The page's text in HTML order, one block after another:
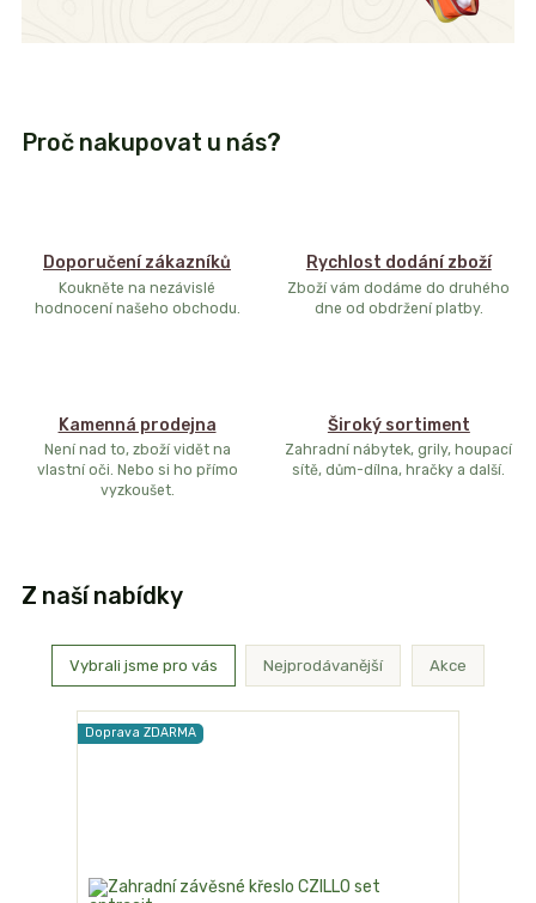
Proč nakupovat u nás?
Doporučení zákazníků
Koukněte na nezávislé
hodnocení našeho obchodu.
Rychlost dodání zboží
Zboží vám dodáme do druhého
dne od obdržení platby.
Kamenná prodejna
Není nad to, zboží vidět na
vlastní oči. Nebo si ho přímo
vyzkoušet.
Široký sortiment
Zahradní nábytek, grily, houpací
sítě, dům-dílna, hračky a další.
Z naší nabídky
Vybrali jsme pro vás Nejprodávanější Akce
Doprava ZDARMA